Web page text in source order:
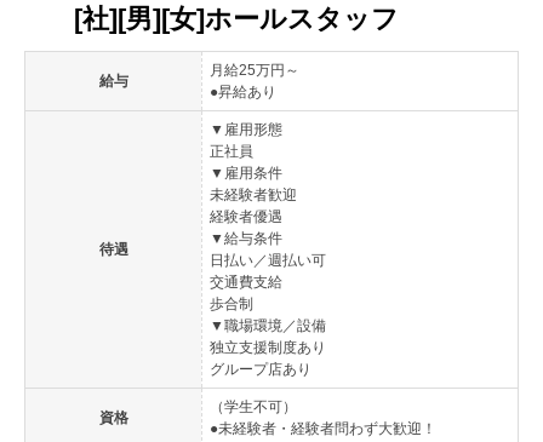
[社][男][女]ホールスタッフ
給与
月給25万円～
●昇給あり
待遇
▼雇用形態
正社員
▼雇用条件
未経験者歓迎
経験者優遇
▼給与条件
日払い／週払い可
交通費支給
歩合制
▼職場環境／設備
独立支援制度あり
グループ店あり
資格
（学生不可）
●未経験者・経験者問わず大歓迎！